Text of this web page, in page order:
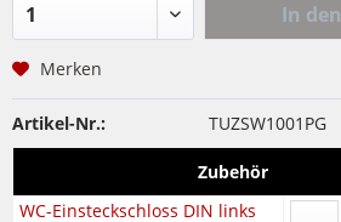
In den
Merken
Artikel-Nr.: TUZSW1001PG
Zubehör
WC-Einsteckschloss DIN links